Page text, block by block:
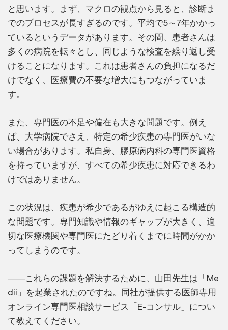
と思います。まず、マクロの観点から見ると、診断ま
でのプロセスが長すぎるのです。平均で5～7年かかっ
ているというデータがあります。その間、患者さんは
多くの病院を転々とし、同じような検査を繰り返し受
けることになります。これは患者さんの負担になるだ
けでなく、医療費の不要な増大にもつながっていま
す。
また、専門医の不足や偏在も大きな問題です。例え
ば、大学病院でさえ、特定の希少疾患の専門医がいな
い場合があります。私自身、膠原病内科の専門医資格
を持っていますが、すべての希少疾患に対応できるわ
けではありません。
この状況は、疾患が希少であるがゆえに起こる構造的
な問題です。専門知識や情報のギャップが大きく、適
切な医療機関や専門医にたどり着くまでに時間がかか
ってしまうのです。
――これらの課題を解決するために、山田先生は「Me
dii」を起業されたのですね。同社が提供する医師専用
オンライン専門医相談サービス「E-コンサル」につい
て教えてください。